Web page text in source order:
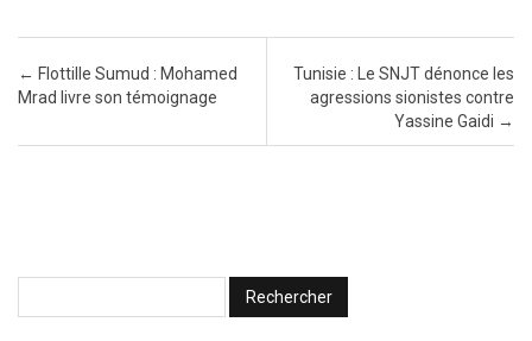
Post navigation
← Flottille Sumud : Mohamed
Mrad livre son témoignage
Tunisie : Le SNJT dénonce les
agressions sionistes contre
Yassine Gaidi →